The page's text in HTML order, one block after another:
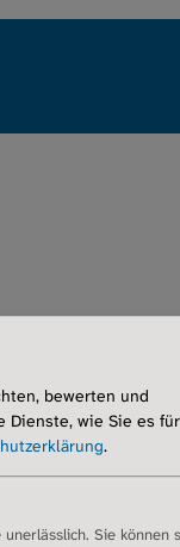
der
bewerten und
Dienste, wie Sie es für
.
Sie können
Intern